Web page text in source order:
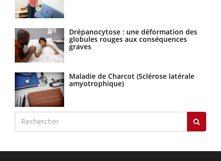
Drépanocytose : une déformation des
globules rouges aux conséquences
graves
Maladie de Charcot (Sclérose latérale
amyotrophique)